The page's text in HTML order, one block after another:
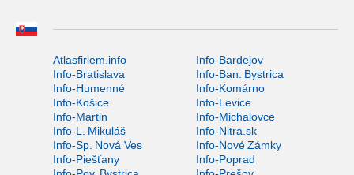
Atlasfiriem.info
Info-Bardejov
Info-Bratislava
Info-Ban. Bystrica
Info-Humenné
Info-Komárno
Info-Košice
Info-Levice
Info-Martin
Info-Michalovce
Info-L. Mikuláš
Info-Nitra.sk
Info-Sp. Nová Ves
Info-Nové Zámky
Info-Piešťany
Info-Poprad